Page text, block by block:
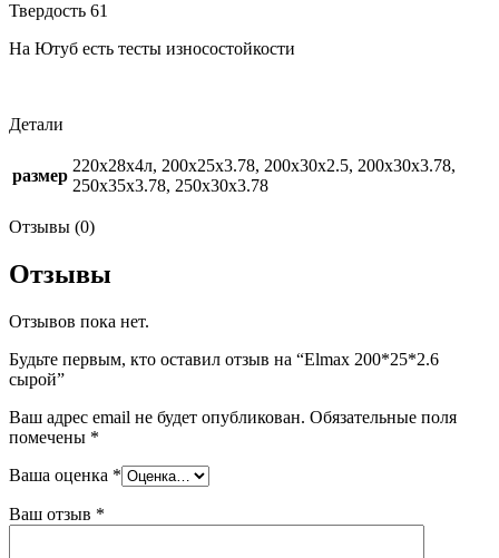
Твердость 61
На Ютуб есть тесты износостойкости
Детали
размер
220х28х4л, 200x25x3.78, 200x30x2.5, 200x30x3.78,
250x35x3.78, 250х30х3.78
Отзывы (0)
Отзывы
Отзывов пока нет.
Будьте первым, кто оставил отзыв на “Elmax 200*25*2.6
сырой”
Ваш адрес email не будет опубликован. Обязательные поля
помечены *
Ваша оценка *
Ваш отзыв *